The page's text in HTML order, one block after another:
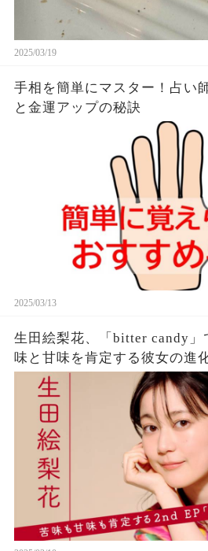
2025/03/19
手相を簡単にマスター！占い
と金運アップの秘訣
2025/03/13
生田絵梨花、「bitter candy
味と甘味を肯定する彼女の進